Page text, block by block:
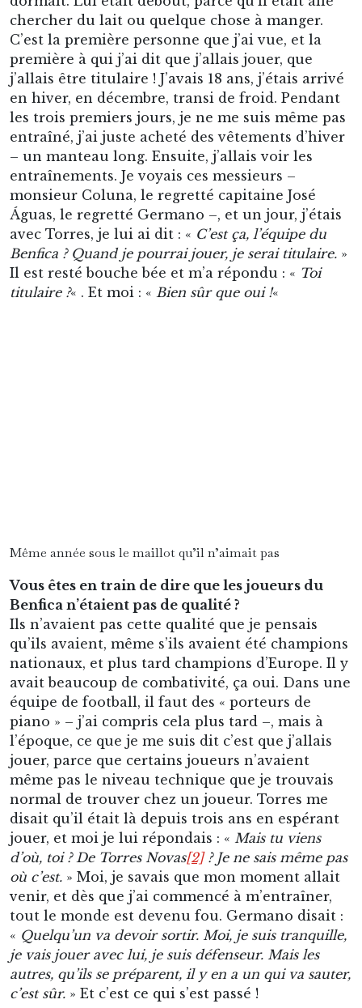
chercher du lait ou quelque chose à manger.
C’est la première personne que j’ai vue, et la
première à qui j’ai dit que j’allais jouer, que
j’allais être titulaire ! J’avais 18 ans, j’étais arrivé
en hiver, en décembre, transi de froid. Pendant
les trois premiers jours, je ne me suis même pas
entraîné, j’ai juste acheté des vêtements d’hiver
– un manteau long. Ensuite, j’allais voir les
entraînements. Je voyais ces messieurs –
monsieur Coluna, le regretté capitaine José
Águas, le regretté Germano –, et un jour, j’étais
avec Torres, je lui ai dit : « C’est ça, l’équipe du
Benfica ? Quand je pourrai jouer, je serai titulaire. »
Il est resté bouche bée et m’a répondu : « Toi
titulaire ?« . Et moi : « Bien sûr que oui !«
Même année sous le maillot qu’il n’aimait pas
Vous êtes en train de dire que les joueurs du
Benfica n’étaient pas de qualité ?
Ils n’avaient pas cette qualité que je pensais
qu’ils avaient, même s’ils avaient été champions
nationaux, et plus tard champions d’Europe. Il y
avait beaucoup de combativité, ça oui. Dans une
équipe de football, il faut des « porteurs de
piano » – j’ai compris cela plus tard –, mais à
l’époque, ce que je me suis dit c’est que j’allais
jouer, parce que certains joueurs n’avaient
même pas le niveau technique que je trouvais
normal de trouver chez un joueur. Torres me
disait qu’il était là depuis trois ans en espérant
jouer, et moi je lui répondais : « Mais tu viens
d’où, toi ? De Torres Novas[2]? Je ne sais même pas
où c’est. » Moi, je savais que mon moment allait
venir, et dès que j’ai commencé à m’entraîner,
tout le monde est devenu fou. Germano disait :
« Quelqu’un va devoir sortir. Moi, je suis tranquille,
je vais jouer avec lui, je suis défenseur. Mais les
autres, qu’ils se préparent, il y en a un qui va sauter,
c’est sûr. » Et c’est ce qui s’est passé !